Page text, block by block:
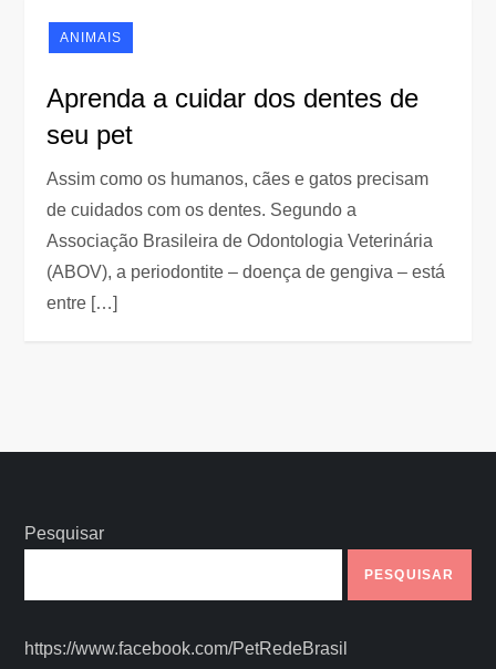
ANIMAIS
Aprenda a cuidar dos dentes de
seu pet
Assim como os humanos, cães e gatos precisam
de cuidados com os dentes. Segundo a
Associação Brasileira de Odontologia Veterinária
(ABOV), a periodontite – doença de gengiva – está
entre […]
Pesquisar
PESQUISAR
https://www.facebook.com/PetRedeBrasil